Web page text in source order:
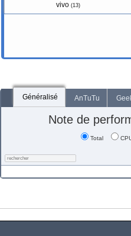
vivo(13)
Généralisé AnTuTu
Note de
Total